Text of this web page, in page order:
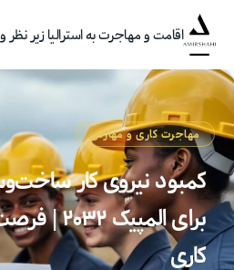
مهاجرتی
امیرشاهی
اقامت و مهاجرت به استرالیا زیر نظر
مهاجرت کاری و مهارتی
کمبود نیروی کار
برای
کاری